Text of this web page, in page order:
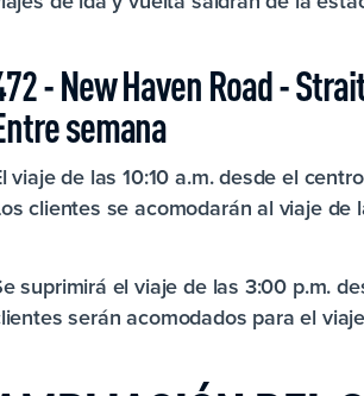
- New Haven Road -
semana
viaje de las 10:10 a.m. desde el
clientes se acomodarán al viaje de
suprimirá el viaje de las 3:00 p.m.
serán acomodados para el